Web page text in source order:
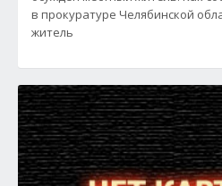
в прокуратуре Челябинской
житель